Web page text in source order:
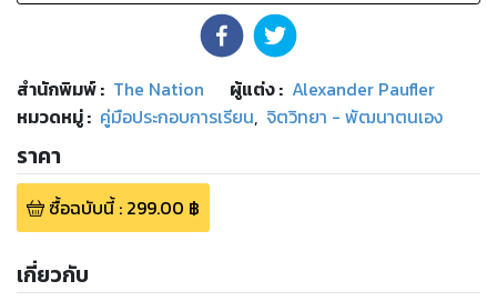
สำนักพิมพ์: The Nation ผู้แต่ง : Alexander Paufler
หมวดหมู่: คู่มือประกอบการเรียน, จิตวิทยา - พัฒนาตนเอง
ราคา
ซื้อฉบับนี้: 299.00 ฿
เกี่ยวกับ